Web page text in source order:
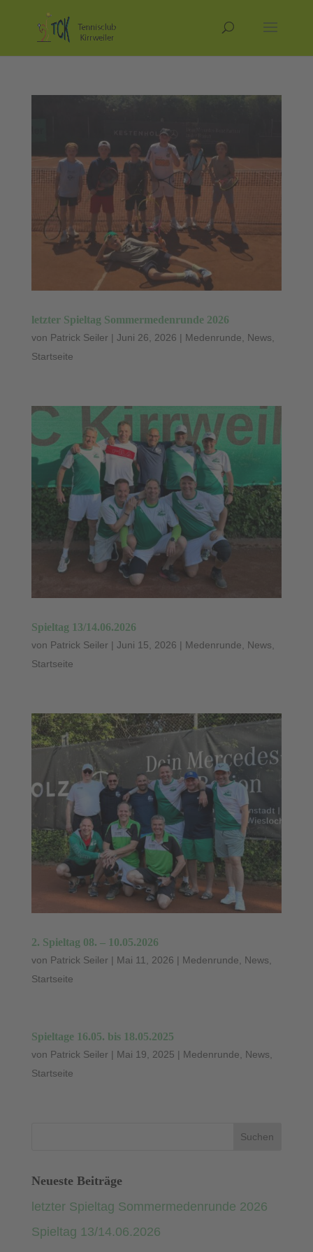
letzter Spieltag Sommermedenrunde 2026
von Patrick Seiler | Juni 26, 2026 | Medenrunde News
Startseite
Spieltag 13/14.06.2026
von Patrick Seiler | Juni 15, 2026 | Medenrunde News
Startseite
2. Spieltag 08. – 10.05.2026
von Patrick Seiler | Mai 11, 2026 | Medenrunde News
Startseite
Spieltage 16.05. bis 18.05.2025
von Patrick Seiler | Mai 19, 2025 | Medenrunde News
Startseite
Neueste Beiträge
letzter Spieltag Sommermedenrunde 2026
Spieltag 13/14.06.2026